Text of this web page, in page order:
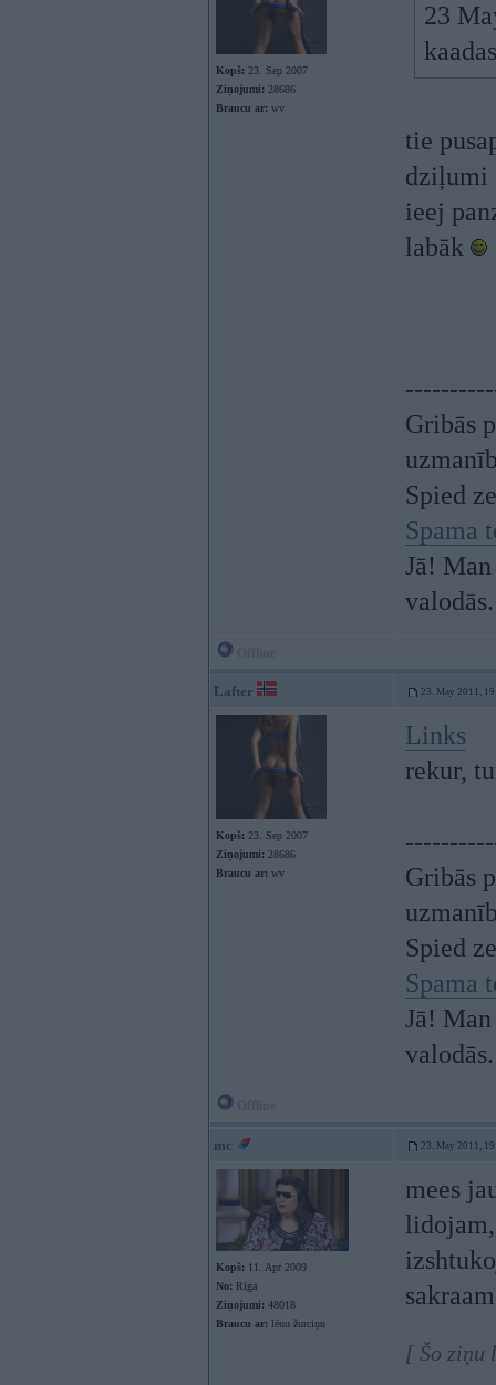
Kopš: 23. Sep 2007
Ziņojumi: 28686
Braucu ar: wv
23
tie
dziļumi
ieej
labāk
Gribās
Spied
Spama
Jā!
valodās.
Lafter 23. May 2011,
Kopš: 23. Sep 2007
Ziņojumi: 28686
Braucu ar: wv
Links
rekur,
Gribās
Spied
Spama
Jā!
valodās.
mc 23. May 2011,
Kopš: 11. Apr 2009
No: Rīga
Ziņojumi: 48018
Braucu ar: lēnu žurciņu
mees
lidojam,
[ Šo ziņu